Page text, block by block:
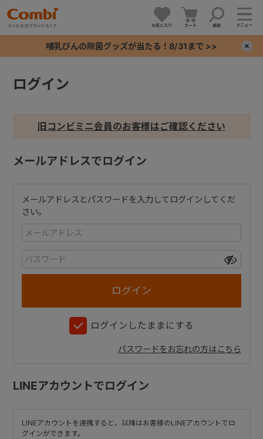
お気に入り カート 検索 メニュー
哺乳びんの除菌グッズが当たる！8/31まで >>
ログイン
旧コンビミニ会員のお客様はご確認ください
メールアドレスでログイン
メールアドレスとパスワードを入力してログインしてくだ
さい。
ログインしたままにする
パスワードをお忘れの方はこちら
LINEアカウントでログイン
LINEアカウントを連携すると、以降はお客様のLINEアカウントでロ
グインができます。